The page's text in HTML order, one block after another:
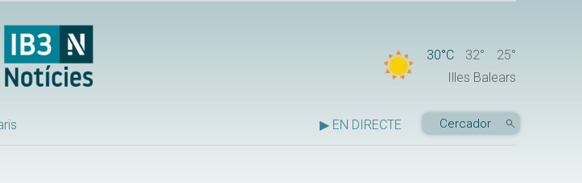
30°C 32°
25°
Illes Balears
▶ EN DIRECTE